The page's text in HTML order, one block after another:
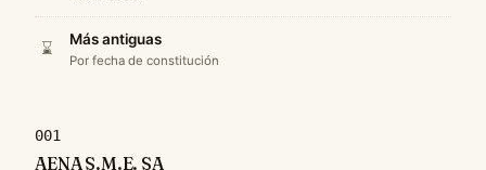
⌛ Más antiguas
Por fecha de constitución
001
AENA S.M.E. SA